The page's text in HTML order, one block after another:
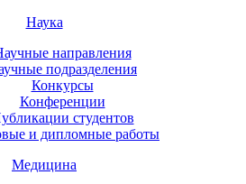
Наука
направления
подразделения
Конкурсы
Конференции
студентов
и дипломные работы
Медицина